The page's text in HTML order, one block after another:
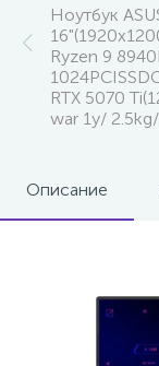
Ноутбук
Ryzen 9
RTX 5070
war 1y/
Описание